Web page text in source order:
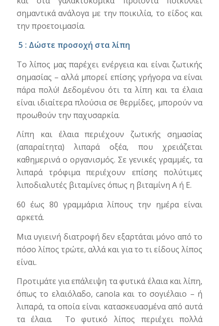
σημαντικά ανάλογα με την ποικιλία, το είδος και
την προετοιμασία.
5 : Δώστε προσοχή στα λίπη
Το λίπος μας παρέχει ενέργεια και είναι ζωτικής
σημασίας – αλλά μπορεί επίσης γρήγορα να είναι
πάρα πολύ! Δεδομένου ότι τα λίπη και τα έλαια
είναι ιδιαίτερα πλούσια σε θερμίδες, μπορούν να
προωθούν την παχυσαρκία.
Λίπη και έλαια περιέχουν ζωτικής σημασίας
(απαραίτητα) λιπαρά οξέα, που χρειάζεται
καθημερινά ο οργανισμός. Σε γενικές γραμμές, τα
λιπαρά τρόφιμα περιέχουν επίσης πολύτιμες
λιποδιαλυτές βιταμίνες όπως η βιταμίνη Α ή Ε.
60 έως 80 γραμμάρια λίπους την ημέρα είναι
αρκετά.
Μια υγιεινή διατροφή δεν εξαρτάται μόνο από το
πόσο λίπος τρώτε, αλλά και για το τι είδους λίπος
είναι.
Προτιμάτε για επάλειψη τα φυτικά έλαια και λίπη,
όπως το ελαιόλαδο, canola και το σογιέλαιο – ή
λιπαρά, τα οποία είναι κατασκευασμένα από αυτά
τα έλαια. Το φυτικό λίπος περιέχει πολλά